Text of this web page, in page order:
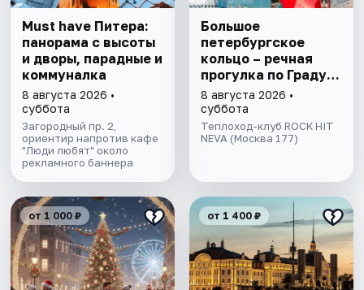
Must have Питера:
панорама с высоты
и дворы, парадные и
коммуналка
8 августа 2026 •
суббота
Загородный пр. 2,
ориентир напротив кафе
"Люди любят" около
рекламного баннера
Большое
петербургское
кольцо – речная
прогулка пo Граду
на Неве с
авторской
экскурсией и живой
музыкой в тёплом
8 августа 2026 •
суббота
Теплоход-клуб ROCK HIT
NEVA (Москва 177)
от 1 000 ₽ от 1 400 ₽